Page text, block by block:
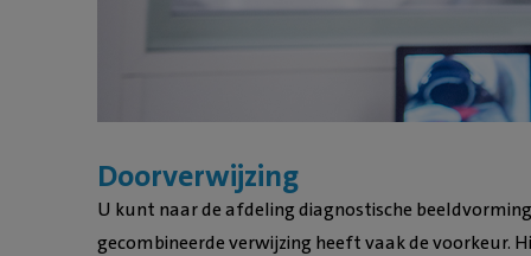
Doorverwijzing
U kunt naar de afdeling diagnostische
gecombineerde verwijzing heeft vaak de voorkeur.